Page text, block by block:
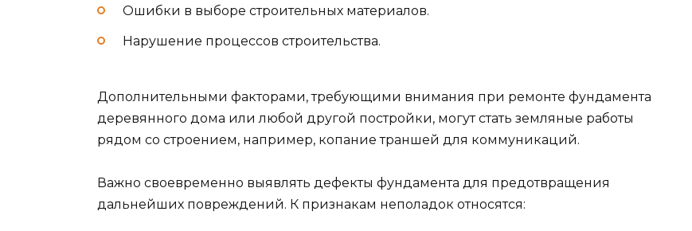
Ошибки в выборе строительных материалов.
Нарушение процессов строительства.
Дополнительными факторами, требующими внимания при ремонте фундамента
деревянного дома или любой другой постройки, могут стать земляные работы
рядом со строением, например, копание траншей для коммуникаций.
Важно своевременно выявлять дефекты фундамента для предотвращения
дальнейших повреждений. К признакам неполадок относятся: